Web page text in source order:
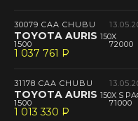
30079 CAA CHUBU
TOYOTA AURIS 150X
1500 72000
1 037 761 P
--
31178 CAA CHUBU
TOYOTA AURIS 150X S
1500 71000
1 013 330 P
--